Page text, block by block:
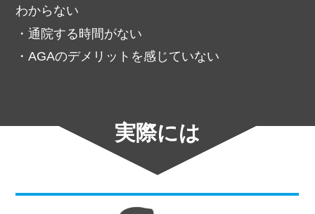
わからない
通院する時間がない
AGAのデメリットを感じていない
実際には